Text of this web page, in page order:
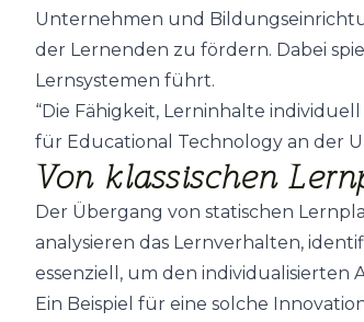
Unternehmen und
der Lernenden zu fördern. Dabei
Lernsystemen führt.
“Die Fähigkeit, Lerninhalte
für Educational Technology an der
Von klassischen
Der Übergang von statischen
analysieren das Lernverhalten,
essenziell, um den individualisierten
Ein Beispiel für eine solche